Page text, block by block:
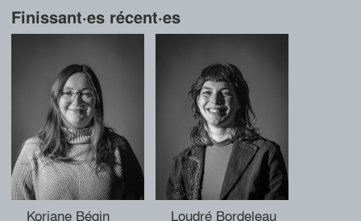
Finissant·es récent·es
Koriane Bégin Loudré Bordeleau